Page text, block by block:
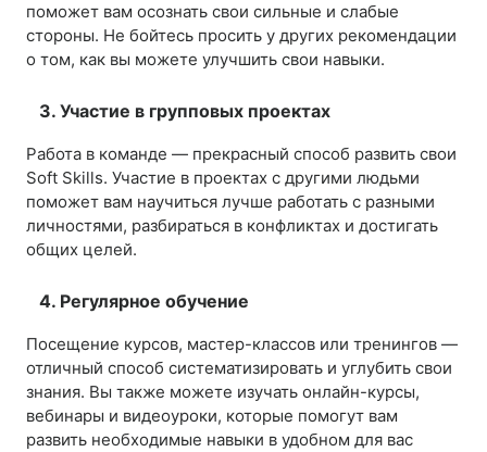
поможет вам осознать свои сильные и слабые
стороны. Не бойтесь просить у других рекомендации
о том, как вы можете улучшить свои навыки.
3. Участие в групповых проектах
Работа в команде — прекрасный способ развить свои
Soft Skills. Участие в проектах с другими людьми
поможет вам научиться лучше работать с разными
личностями, разбираться в конфликтах и достигать
общих целей.
4. Регулярное обучение
Посещение курсов, мастер-классов или тренингов —
отличный способ систематизировать и углубить свои
знания. Вы также можете изучать онлайн-курсы,
вебинары и видеоуроки, которые помогут вам
развить необходимые навыки в удобном для вас